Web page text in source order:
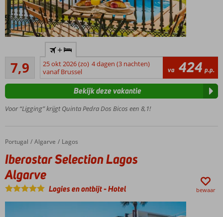
Vlak bij het
zandstrand
Appartementen
tot 8 personen
zwembaden
omringd
Ook
Logies &
mogelijk
7,9
Goed
12
beoordelingen
+
25 okt 2026 (zo) 4 dagen (3 nachten)
vanaf Brussel
va 424 p.p.
Voor “Ligging” krijgt Quinta Pedra Dos Bicos een 8,1!
Bekijk deze vakantie
Home
Portugal Algarve Lagos
Iberostar Selection Lagos Algarve
Iberostar Selection Lagos
Algarve
Logies en ontbijt-Hotel bewaar